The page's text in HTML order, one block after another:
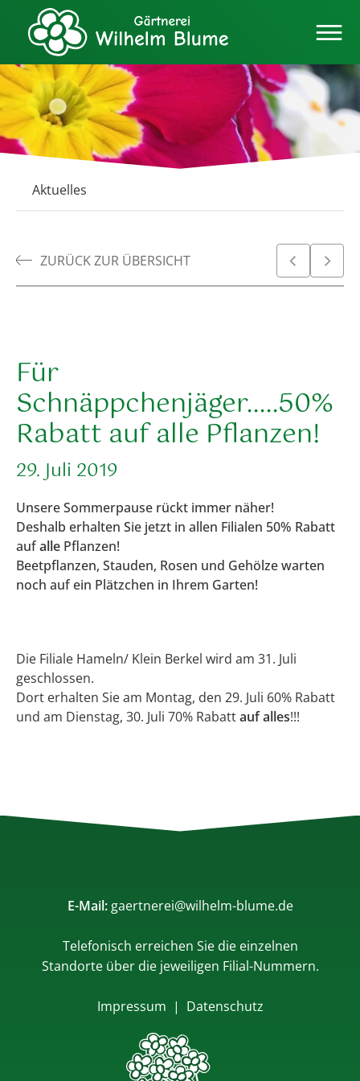
Aktuelles
ZURÜCK ZUR ÜBERSICHT
Für
Schnäppchenjäger.....50%
Rabatt auf alle Pflanzen!
29. Juli 2019
Unsere Sommerpause rückt immer näher!
Deshalb erhalten Sie jetzt in allen Filialen 50% Rabatt
aufalle Pflanzen!
Beetpflanzen, Stauden, Rosen und Gehölze warten
noch auf ein Plätzchen in Ihrem Garten!
Die Filiale Hameln/ Klein Berkel wird am 31. Juli
geschlossen.
Dort erhalten Sie am Montag, den 29. Juli 60% Rabatt
und am Dienstag, 30. Juli 70% Rabattauf alles!!!
E-Mail:gaertnerei@wilhelm-blume.de
Telefonisch erreichen Sie die einzelnen
Standorte über die jeweiligen Filial-Nummern.
Impressum | Datenschutz